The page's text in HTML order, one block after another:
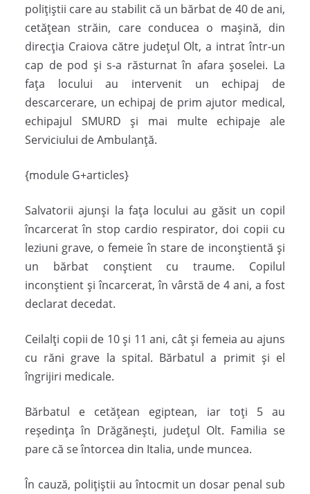
poliţiştii care au stabilit că un bărbat de 40 de ani,
cetăţean străin, care conducea o mașină, din
direcția Craiova către judeţul Olt, a intrat într-un
cap de pod și s-a răsturnat în afara șoselei. La
fața locului au intervenit un echipaj de
descarcerare, un echipaj de prim ajutor medical,
echipajul SMURD și mai multe echipaje ale
Serviciului de Ambulanță.
{module G+articles}
Salvatorii ajunși la fața locului au găsit un copil
încarcerat în stop cardio respirator, doi copii cu
leziuni grave, o femeie în stare de inconștientă și
un bărbat conștient cu traume. Copilul
inconștient și încarcerat, în vârstă de 4 ani, a fost
declarat decedat.
Ceilalți copii de 10 și 11 ani, cât și femeia au ajuns
cu răni grave la spital. Bărbatul a primit și el
îngrijiri medicale.
Bărbatul e cetăţean egiptean, iar toţi 5 au
reşedinţa în Drăgăneşti, judeţul Olt. Familia se
pare că se întorcea din Italia, unde muncea.
În cauză, poliţiştii au întocmit un dosar penal sub